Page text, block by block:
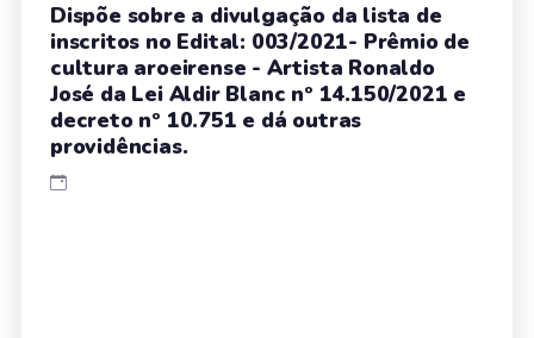
Dispõe sobre a divulgação da lista de
inscritos no Edital: 003/2021- Prêmio de
cultura aroeirense - Artista Ronaldo
José da Lei Aldir Blanc nº 14.150/2021 e
decreto nº 10.751 e dá outras
providências.